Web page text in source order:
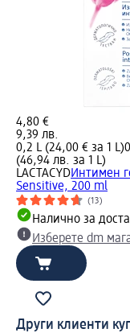
4,80 €
9,39 лв.
0,2 L (24,00 € за 1 L)
(46,94 лв. за 1 L)
LACTACYDИнтимен
Sensitive, 200 ml
(13)
Налично за
Изберете dm
Други клиенти